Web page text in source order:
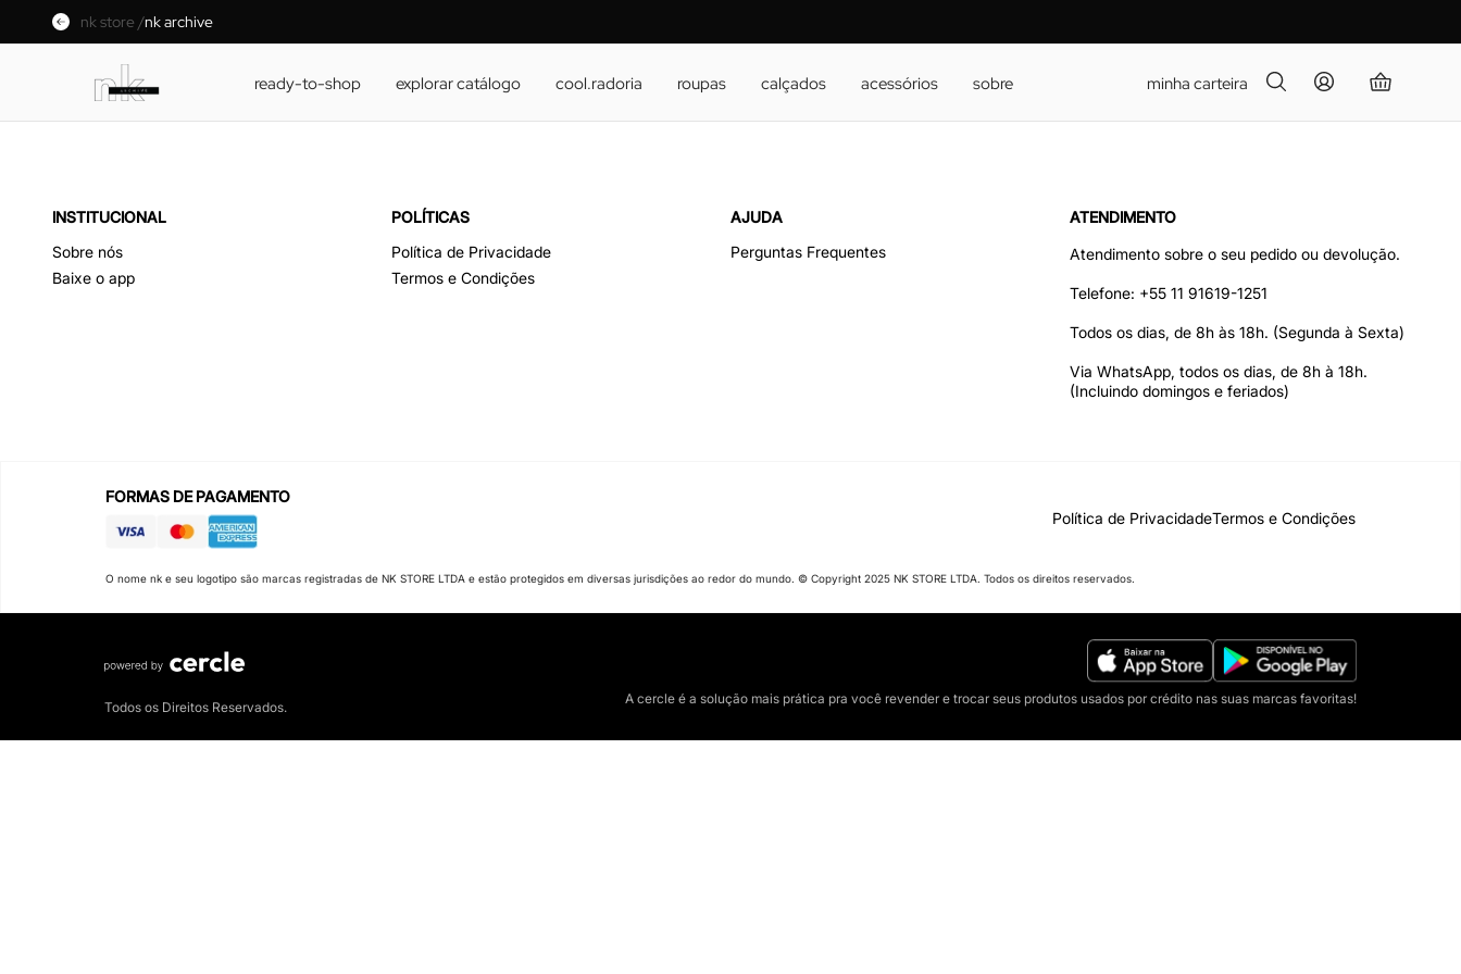
nk store /nk archive
ready-to-shop explorar catálogo cool.radoria roupas calçados acessórios sobre minha carteira
INSTITUCIONAL
Sobre nós
Baixe o app
POLÍTICAS
Política de Privacidade
Termos e Condições
AJUDA
Perguntas Frequentes
ATENDIMENTO
Atendimento sobre o seu pedido ou devolução.
Telefone: +55 11 91619-1251
Todos os dias, de 8h às 18h. (Segunda à Sexta)
Via WhatsApp, todos os dias, de 8h à 18h.
(Incluindo domingos e feriados)
FORMAS DE PAGAMENTO
Política de PrivacidadeTermos e Condições
O nome nk e seu logotipo são marcas registradas de NK STORE LTDA e estão protegidos em diversas jurisdições ao redor do mundo. © Copyright 2025 NK STORE LTDA. Todos os direitos reservados.
Todos os Direitos Reservados.
A cercle é a solução mais prática pra você revender e trocar seus produtos usados por crédito nas suas marcas favoritas!